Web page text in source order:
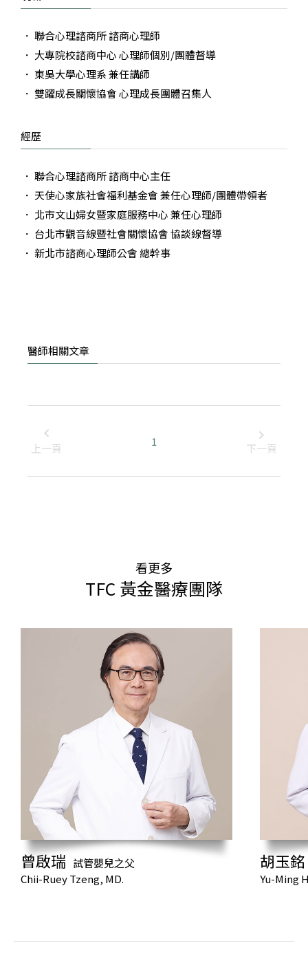
聯合心理諮商所 諮商心理師
大專院校諮商中心 心理師個別/團體督導
東吳大學心理系 兼任講師
雙躍成長關懷協會 心理成長團體召集人
經歷
聯合心理諮商所 諮商中心主任
天使心家族社會福利基金會 兼任心理師/團體帶領者
北市文山婦女暨家庭服務中心 兼任心理師
台北市觀音線暨社會關懷協會 協談線督導
新北市諮商心理師公會 總幹事
醫師相關文章
上一頁 1 下一頁
看更多
TFC 黃金醫療團隊
曾啟瑞 試管嬰兒之父
Chii-Ruey Tzeng, MD.
胡玉銘
Yu-Ming